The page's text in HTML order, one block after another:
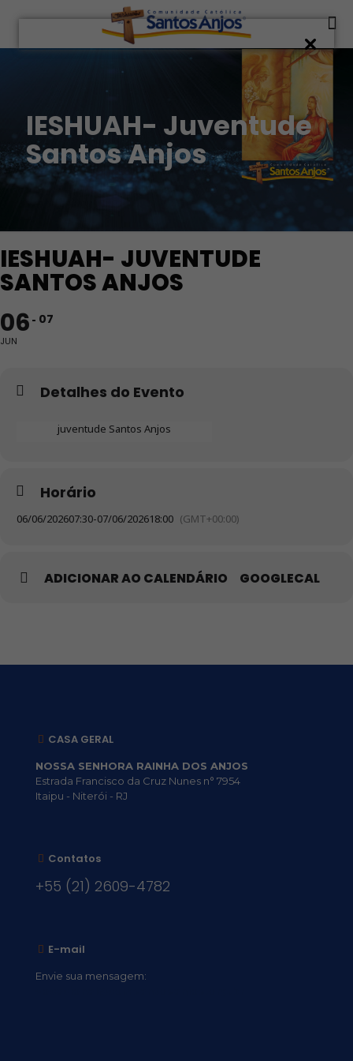
IESHUAH- Juventude
Santos Anjos
IESHUAH- JUVENTUDE
SANTOS ANJOS
06
JUN
07
Detalhes do Evento
juventude Santos Anjos
Horário
06/06/202607:30-07/06/202618:00 (GMT+00:00)
ADICIONAR AO CALENDÁRIO GOOGLECAL
CASA GERAL
NOSSA SENHORA RAINHA DOS ANJOS
Estrada Francisco da Cruz Nunes n° 7954
Itaipu - Niterói - RJ
Contatos
+55 (21) 2609-4782
E-mail
Envie sua mensagem: